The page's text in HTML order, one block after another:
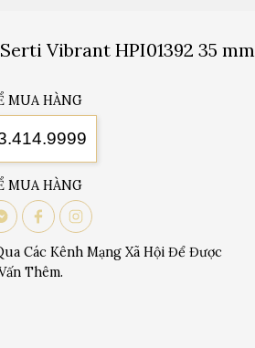
Vibrant HPI01392 35 mm
MUA HÀNG
MUA HÀNG
Các Kênh Mạng Xã Hội Để Được
Thêm.